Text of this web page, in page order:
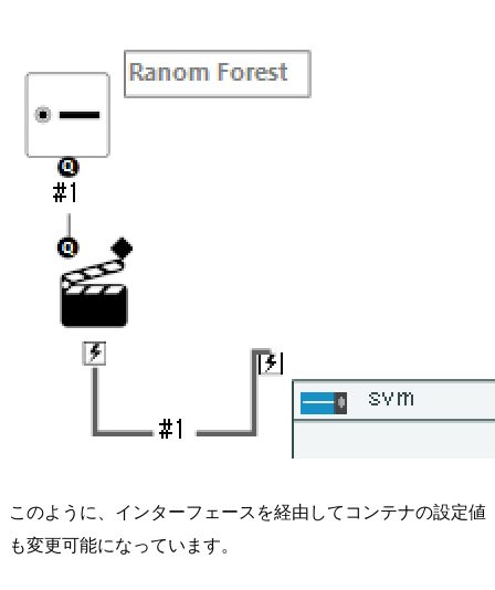
このように、インターフェースを経由してコンテナの設定値
も変更可能になっています。